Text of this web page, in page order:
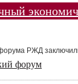
РЖД
форум